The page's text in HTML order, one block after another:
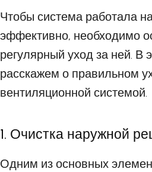
Чтобы система работала
эффективно, необходимо
регулярный уход за ней. В
расскажем о правильном
вентиляционной системой.
1. Очистка наружной
Одним из основных